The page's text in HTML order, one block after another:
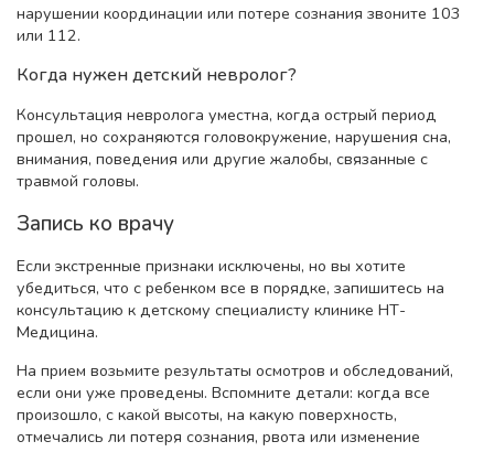
нарушении координации или потере сознания звоните 103
или 112.
Когда нужен детский невролог?
Консультация невролога уместна, когда острый период
прошел, но сохраняются головокружение, нарушения сна,
внимания, поведения или другие жалобы, связанные с
травмой головы.
Запись ко врачу
Если экстренные признаки исключены, но вы хотите
убедиться, что с ребенком все в порядке, запишитесь на
консультацию к детскому специалисту клинике НТ-
Медицина.
На прием возьмите результаты осмотров и обследований,
если они уже проведены. Вспомните детали: когда все
произошло, с какой высоты, на какую поверхность,
отмечались ли потеря сознания, рвота или изменение